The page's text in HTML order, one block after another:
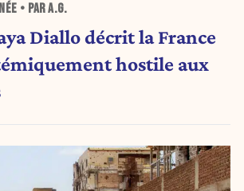
• PAR A.G.
Diallo décrit la France
hostile aux